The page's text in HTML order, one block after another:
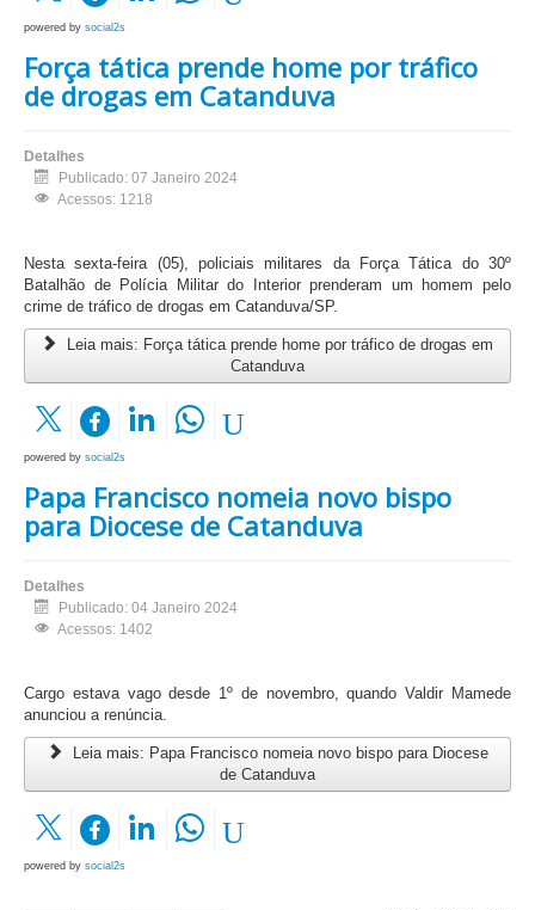
powered by social2s
Força tática prende home por tráfico
de drogas em Catanduva
Detalhes
Publicado: 07 Janeiro 2024
Acessos: 1218
Nesta sexta-feira (05), policiais militares da Força Tática do 30º
Batalhão de Polícia Militar do Interior prenderam um homem pelo
crime de tráfico de drogas em Catanduva/SP.
Leia mais: Força tática prende home por tráfico de drogas em
Catanduva
powered by social2s
Papa Francisco nomeia novo bispo
para Diocese de Catanduva
Detalhes
Publicado: 04 Janeiro 2024
Acessos: 1402
Cargo estava vago desde 1º de novembro, quando Valdir Mamede
anunciou a renúncia.
Leia mais: Papa Francisco nomeia novo bispo para Diocese
de Catanduva
powered by social2s